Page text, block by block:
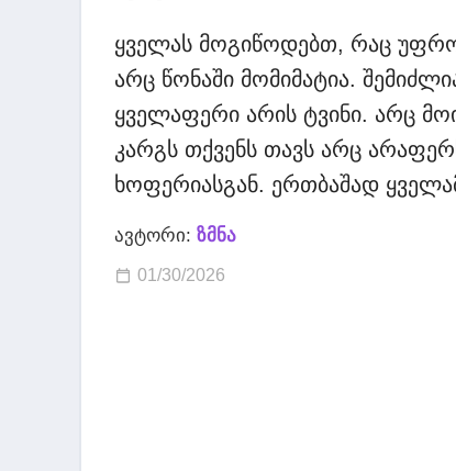
ყველას მოგიწოდებთ, რაც უფრო
არც წონაში მომიმატია.
ყველაფერი არის ტვინი. არც
კარგს თქვენს თავს არც
ხოფერიასგან. ერთბაშად
ავტორი: ზმნა
01/30/2026